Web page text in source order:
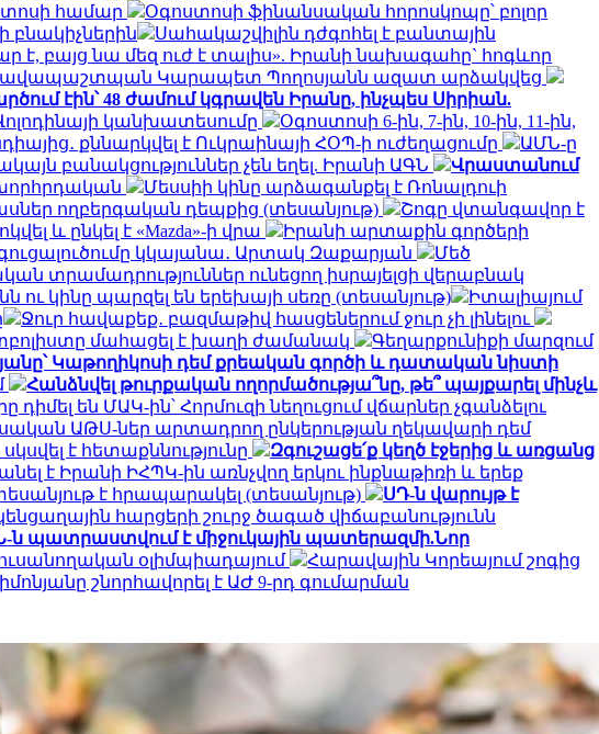
համար
Օգոստոսի ֆինանսական հորոսկոպը՝ բոլոր
բնակիչներին
Սահակաշվիլին դժգոհել է բանտային
բայց նա մեզ ուժ է տալիս». Իրանի նախագահը` հոգևոր
Կարապետ Պողոսյանն ազատ արձակվեց
էին՝ 48 ժամում կգրավեն Իրանը, ինչպես Սիրիան.
կանխատեսումը
Օգոստոսի 6-ին, 7-ին, 10-ին, 11-ին,
քննարկվել է Ուկրաինայի ՀՕՊ-ի ուժեղացումը
ԱՄՆ-ը
բանակցություններ չեն եղել. Իրանի ԱԳՆ
Վրաստանում
Մեսսիի կինը արձագանքել է Ռոնալդուի
ողբերգական դեպքից (տեսանյութ)
Շոգը վտանգավոր է
և ընկել է «Mazda»-ի վրա
Իրանի արտաքին գործերի
կկայանա․ Արտակ Զաքարյան
Մեծ
տրամադրություններ ունեցող իսրայելցի վերաբնակ
ու կինը պարզել են երեխայի սեռը (տեսանյութ)
Իտալիայում
Ջուր հավաքեք․ բազմաթիվ հասցեներում ջուր չի լինելու
մահացել է խաղի ժամանակ
Գեղարքունիքի մարզում
Կաթողիկոսի դեմ քրեական գործի և դատական նիստի
Հանձնվել թուրքական ողորմածությա՞նը, թե՞ պայքարել մինչև
են ՄԱԿ-ին՝ Հորմուզի նեղուցում վճարներ չգանձելու
ԱԹՍ-ներ արտադրող ընկերության ղեկավարի դեմ
է հետաքննությունը
Զգուշացե՛ք կեղծ էջերից և առցանց
է Իրանի ԻՀՊԿ-ին առնչվող երկու ինքնաթիռի և երեք
է հրապարակել (տեսանյութ)
ՍԴ-ն վարույթ է
հարցերի շուրջ ծագած վիճաբանությունն
ն պատրաստվում է միջուկային պատերազմի.Նոր
օլիմպիադայում
Հարավային Կորեայում շոգից
շնորհավորել է ԱԺ 9-րդ գումարման